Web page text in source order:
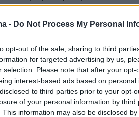
- Do Not Process My Personal
opt-out of the sale, sharing to third
for targeted advertising by us,
selection. Please note that after your
interest-based ads based on
to third parties prior to your opt-
of your personal information by third
This information may also be disclosed
όταν οι
παιδί δεν εντόπισαν
από τους παιδιάτρους.
δύο εβδομάδες
το τριών ετών κορίτσι